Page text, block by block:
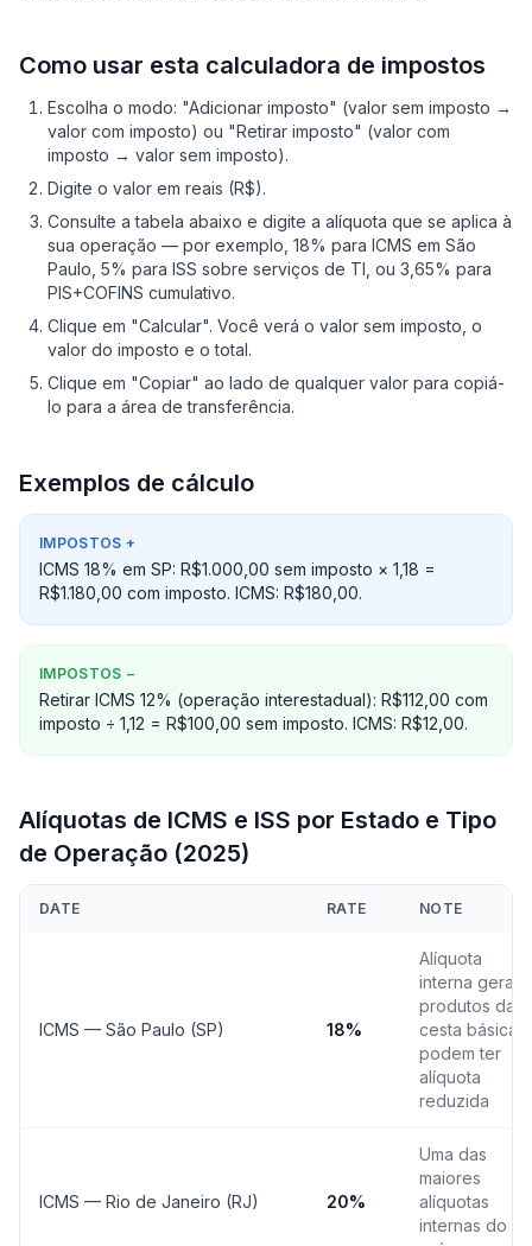
Como usar esta calculadora de impostos
Escolha o modo: "Adicionar imposto" (valor sem imposto →
valor com imposto) ou "Retirar imposto" (valor com
imposto → valor sem imposto).
Digite o valor em reais (R$).
Consulte a tabela abaixo e digite a alíquota que se aplica à
sua operação — por exemplo, 18% para ICMS em São
Paulo, 5% para ISS sobre serviços de TI, ou 3,65% para
PIS+COFINS cumulativo.
Clique em "Calcular". Você verá o valor sem imposto, o
valor do imposto e o total.
Clique em "Copiar" ao lado de qualquer valor para copiá-
lo para a área de transferência.
Exemplos de cálculo
IMPOSTOS +
ICMS 18% em SP: R$1.000,00 sem imposto × 1,18 =
R$1.180,00 com imposto. ICMS: R$180,00.
IMPOSTOS −
Retirar ICMS 12% (operação interestadual): R$112,00 com
imposto ÷ 1,12 = R$100,00 sem imposto. ICMS: R$12,00.
Alíquotas de ICMS e ISS por Estado e Tipo
de Operação (2025)
DATE RATE NOTE
ICMS — São Paulo (SP) 18%
Alíquota
interna geral;
produtos da
cesta básica
podem ter
alíquota
reduzida
ICMS — Rio de Janeiro (RJ) 20%
Uma das
maiores
alíquotas
internas do